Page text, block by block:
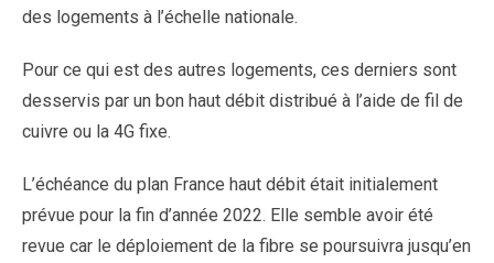
des logements à l’échelle nationale.
Pour ce qui est des autres logements, ces derniers sont
desservis par un bon haut débit distribué à l’aide de fil de
cuivre ou la 4G fixe.
L’échéance du plan France haut débit était initialement
prévue pour la fin d’année 2022. Elle semble avoir été
revue car le déploiement de la fibre se poursuivra jusqu’en